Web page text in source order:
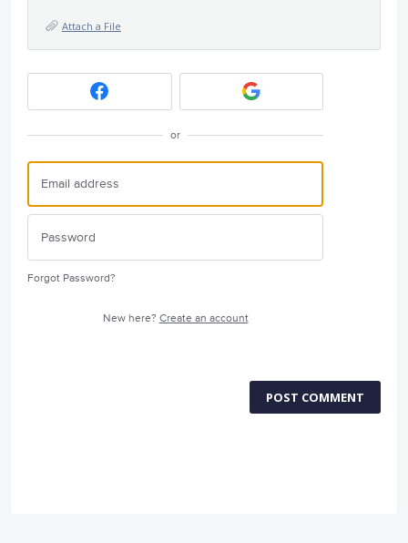
Attach a File
or
Forgot Password?
New here? Create an account
POST COMMENT